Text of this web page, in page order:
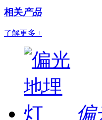
相关产品
了解更多 +
偏